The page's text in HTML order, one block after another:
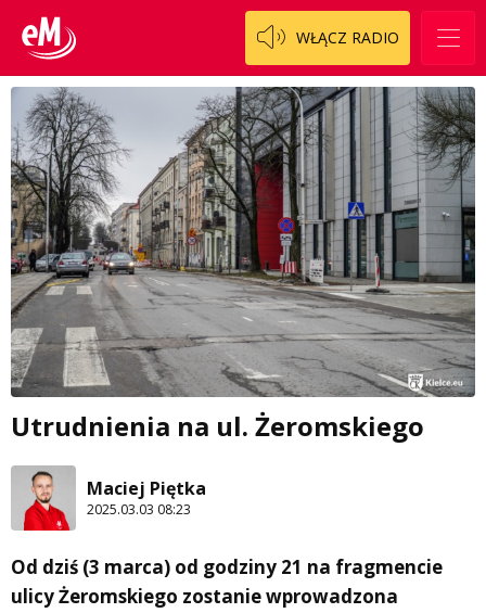
WŁĄCZ RADIO
Utrudnienia na ul. Żeromskiego
Maciej Piętka
2025.03.03 08:23
Od dziś (3 marca) od godziny 21 na fragmencie
ulicy Żeromskiego zostanie wprowadzona